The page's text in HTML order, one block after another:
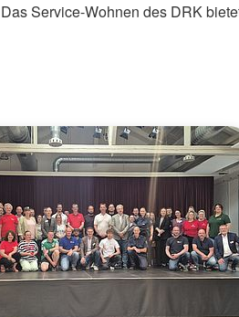
Das Service-Wohnen des DRK